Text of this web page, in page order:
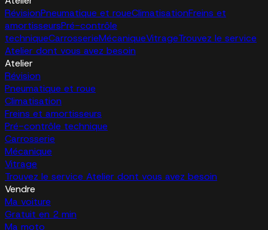
RévisionPneumatique et roueClimatisationFreins et
amortisseursPré-contrôle
techniqueCarrosserieMécaniqueVitrageTrouvez le service
Atelier dont vous avez besoin
Atelier
Révision
Pneumatique et roue
Climatisation
Freins et amortisseurs
Pré-contrôle technique
Carrosserie
Mécanique
Vitrage
Trouvez le service Atelier dont vous avez besoin
Vendre
Ma voiture
Gratuit en 2 min
Ma moto